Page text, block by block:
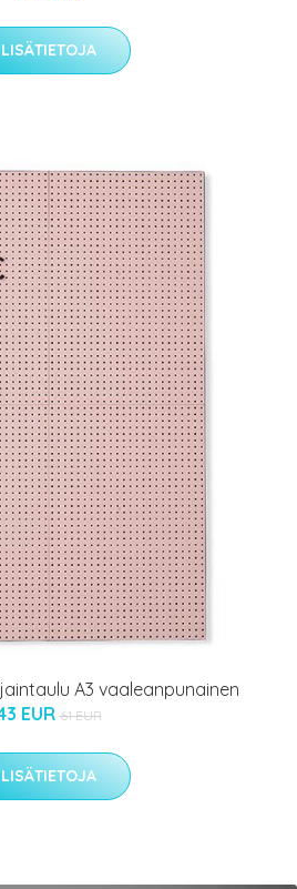
LISÄTIETOJA
A3 vaaleanpunainen
EUR 61 EUR
LISÄTIETOJA